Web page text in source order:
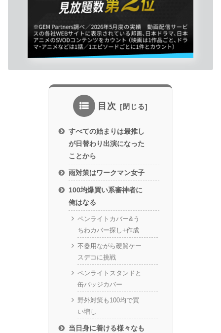
目次
すべての始まりは最推し
が日替わり出演になった
ことから
雨対策はワークマン女子
100均爆買い系審神者に
俺はなる
ペンライトカバー&う
ちわカバー探し+作成
不器用ながら硬質ケー
スデコに挑戦
ペンライトスタンドと
缶バッジカバー
野外対策も100均で買
い増し
当日身に着ける様々なも